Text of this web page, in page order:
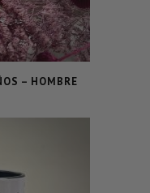
– HOMBRE